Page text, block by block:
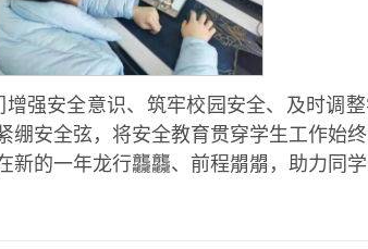
强安全意识、筑牢校园安全、及时调
安全弦，将安全教育贯穿学生工作始
的一年龙行龘龘、前程朤朤，助力同